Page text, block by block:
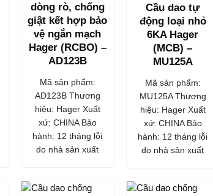
dòng rò, chống
giật kết hợp bảo
vệ ngắn mạch
Hager (RCBO) –
AD123B
Mã sản phẩm:
AD123B Thương
hiệu: Hager Xuất
xứ: CHINA Bảo
hành: 12 tháng lỗi
do nhà sản xuất
Cầu dao tự
động loại nhỏ
6KA Hager
(MCB) –
MU125A
Mã sản phẩm:
MU125A Thương
hiệu: Hager Xuất
xứ: CHINA Bảo
hành: 12 tháng lỗi
do nhà sản xuất